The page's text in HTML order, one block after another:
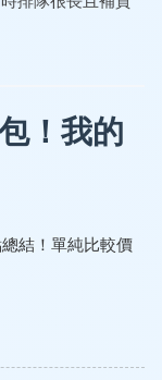
！我的
結！單純比較價